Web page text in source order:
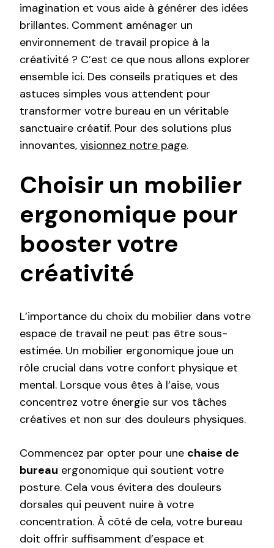
imagination et vous aide à générer des idées
brillantes. Comment aménager un
environnement de travail propice à la
créativité ? C’est ce que nous allons explorer
ensemble ici. Des conseils pratiques et des
astuces simples vous attendent pour
transformer votre bureau en un véritable
sanctuaire créatif. Pour des solutions plus
innovantes, visionnez notre page.
Choisir un mobilier
ergonomique pour
booster votre
créativité
L’importance du choix du mobilier dans votre
espace de travail ne peut pas être sous-
estimée. Un mobilier ergonomique joue un
rôle crucial dans votre confort physique et
mental. Lorsque vous êtes à l’aise, vous
concentrez votre énergie sur vos tâches
créatives et non sur des douleurs physiques.
Commencez par opter pour une chaise de
bureau ergonomique qui soutient votre
posture. Cela vous évitera des douleurs
dorsales qui peuvent nuire à votre
concentration. À côté de cela, votre bureau
doit offrir suffisamment d’espace et